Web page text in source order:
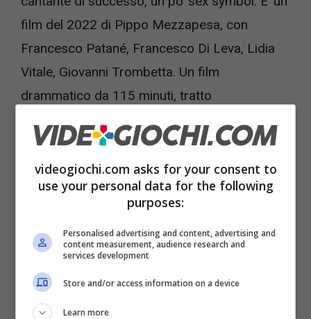
film del 2022 di Pippo Mezzapesa, con
Francesco Patané, Francesco Di Leva, Lidia
Vitale, Giovanni Trombetta. Un film
drammatico da 115 minuti, tratto
Giuliano Foschini: un gangster movie e una
grande, tragica storia d’amore. Al di là di
Elodie, è una pellicola che ha incassato 500
mila euro nelle prime 9 settimane di
programmazione e 258 mila euro nel primo
weekend. La curiosità è d’obbligo.
videogiochi.com asks for your consent to
use your personal data for the following
purposes:
Personalised advertising and content, advertising and
content measurement, audience research and
services development
Store and/or access information on a device
Learn more